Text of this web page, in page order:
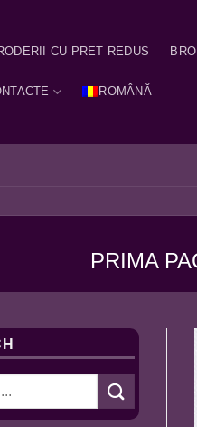
CU PRET REDUS
ROMÂNĂ
PRIMA